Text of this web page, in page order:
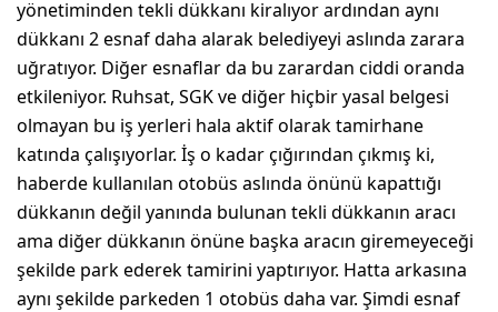
yönetiminden tekli dükkanı kiralıyor ardından aynı
dükkanı 2 esnaf daha alarak belediyeyi aslında zarara
uğratıyor. Diğer esnaflar da bu zarardan ciddi oranda
etkileniyor. Ruhsat, SGK ve diğer hiçbir yasal belgesi
olmayan bu iş yerleri hala aktif olarak tamirhane
katında çalışıyorlar. İş o kadar çığırından çıkmış ki,
haberde kullanılan otobüs aslında önünü kapattığı
dükkanın değil yanında bulunan tekli dükkanın aracı
ama diğer dükkanın önüne başka aracın giremeyeceği
şekilde park ederek tamirini yaptırıyor. Hatta arkasına
aynı şekilde parkeden 1 otobüs daha var. Şimdi esnaf